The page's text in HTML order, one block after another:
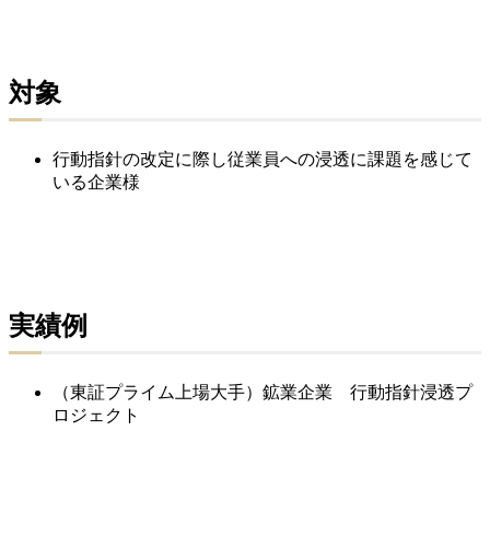
対象
行動指針の改定に際し従業員への浸透に課題を感じて
いる企業様
実績例
（東証プライム上場大手）鉱業企業 行動指針浸透プ
ロジェクト